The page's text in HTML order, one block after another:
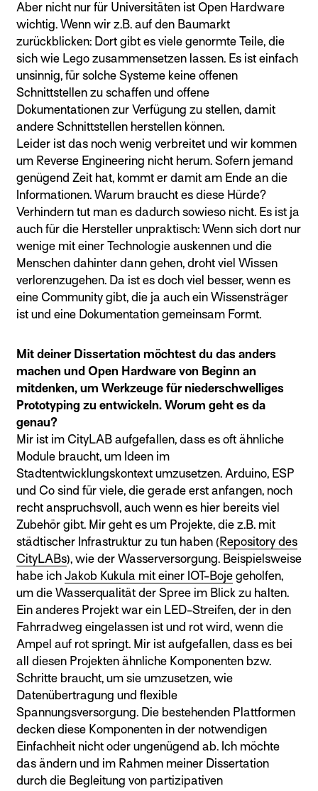
Aber nicht nur für Universitäten ist Open Hardware
wichtig. Wenn wir z.B. auf den Baumarkt
zurückblicken: Dort gibt es viele genormte Teile, die
sich wie Lego zusammensetzen lassen. Es ist einfach
unsinnig, für solche Systeme keine offenen
Schnittstellen zu schaffen und offene
Dokumentationen zur Verfügung zu stellen, damit
andere Schnittstellen herstellen können.
Leider ist das noch wenig verbreitet und wir kommen
um Reverse Engineering nicht herum. Sofern jemand
genügend Zeit hat, kommt er damit am Ende an die
Informationen. Warum braucht es diese Hürde?
Verhindern tut man es dadurch sowieso nicht. Es ist ja
auch für die Hersteller unpraktisch: Wenn sich dort nur
wenige mit einer Technologie auskennen und die
Menschen dahinter dann gehen, droht viel Wissen
verlorenzugehen. Da ist es doch viel besser, wenn es
eine Community gibt, die ja auch ein Wissensträger
ist und eine Dokumentation gemeinsam Formt.
Mit deiner Dissertation möchtest du das anders
machen und Open Hardware von Beginn an
mitdenken, um Werkzeuge für niederschwelliges
Prototyping zu entwickeln. Worum geht es da
genau?
Mir ist im CityLAB aufgefallen, dass es oft ähnliche
Module braucht, um Ideen im
Stadtentwicklungskontext umzusetzen. Arduino, ESP
und Co sind für viele, die gerade erst anfangen, noch
recht anspruchsvoll, auch wenn es hier bereits viel
Zubehör gibt. Mir geht es um Projekte, die z.B. mit
städtischer Infrastruktur zu tun haben ( Repository des
CityLABs), wie der Wasserversorgung. Beispielsweise
habe ich Jakob Kukula mit einer IOT-Boje geholfen,
um die Wasserqualität der Spree im Blick zu halten.
Ein anderes Projekt war ein LED-Streifen, der in den
Fahrradweg eingelassen ist und rot wird, wenn die
Ampel auf rot springt. Mir ist aufgefallen, dass es bei
all diesen Projekten ähnliche Komponenten bzw.
Schritte braucht, um sie umzusetzen, wie
Datenübertragung und flexible
Spannungsversorgung. Die bestehenden Plattformen
decken diese Komponenten in der notwendigen
Einfachheit nicht oder ungenügend ab. Ich möchte
das ändern und im Rahmen meiner Dissertation
durch die Begleitung von partizipativen